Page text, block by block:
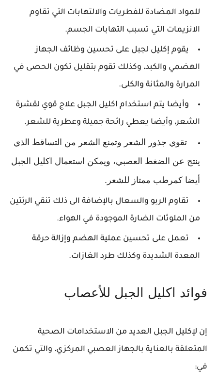
للمواد المضادة للفطريات والالتهابات التي تقاوم
الانزيمات التي تسبب التهابات الجسم.
يقوم إكليل لجبل على تحسين وظائف الجهاز
الهضمي والكبد، وكذلك تقوم بتقليل تكون الحصى في
المرارة والمثانة والكلى.
وأيضا يتم استخدام اكليل الجبل علاج قوي لقشرة
الشعر، وأيضا يعطي رائحة جميلة وعطرية للشعر.
تقوي جذور الشعر وتمنع الشعر من التساقط الذي
ينتج عن الضغط العصبي، ويمكن استعمال اكليل الجبل
أيضا كمرطب ممتاز للشعر.
تقاوم الربو والسعال بالإضافة الى ذلك تنقي الرئتين
من الملوثات الضارة الموجودة في الهواء.
تعمل على تحسين عملية الهضم وإزالة حرقة
المعدة الشديدة وكذلك طرد الغازات.
فوائد اكليل الجبل للأعصاب
إن لإكليل الجبل العديد من الاستخدامات الصحية
المتعلقة بالعناية بالجهاز العصبي المركزي، والتي تكمن
في: